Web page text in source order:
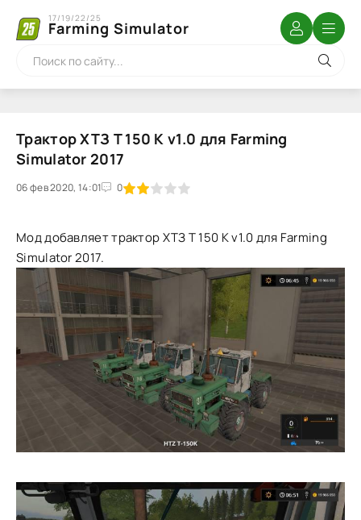
Farming Simulator
17/19/22/25
Трактор ХТЗ Т 150 К v1.0 для Farming
Simulator 2017
06 фев 2020, 14:01 0
1 2 3 4 5
Мод добавляет трактор ХТЗ Т 150 К v1.0 для Farming
Simulator 2017.